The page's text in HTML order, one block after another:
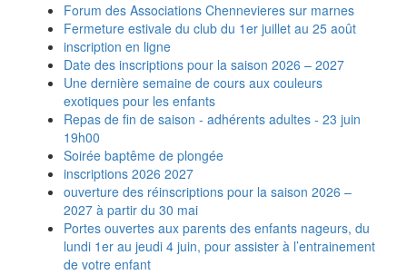
Forum des Associations Chennevieres sur marnes
Fermeture estivale du club du 1er juillet au 25 août
inscription en ligne
Date des inscriptions pour la saison 2026 – 2027
Une dernière semaine de cours aux couleurs
exotiques pour les enfants
Repas de fin de saison - adhérents adultes - 23 juin
19h00
Soirée baptême de plongée
inscriptions 2026 2027
ouverture des réinscriptions pour la saison 2026 –
2027 à partir du 30 mai
Portes ouvertes aux parents des enfants nageurs, du
lundi 1er au jeudi 4 juin, pour assister à l’entrainement
de votre enfant